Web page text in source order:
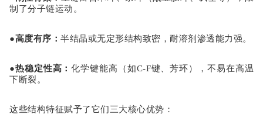
制了分子链运动。
●高度有序 ： 半结晶或无定形结构致密，耐溶剂渗透能力强。
●热稳定性高 ：化学键能高（如C-F键、芳环），不易在高温
下断裂。
这些结构特征赋予了它们三大核心优势：